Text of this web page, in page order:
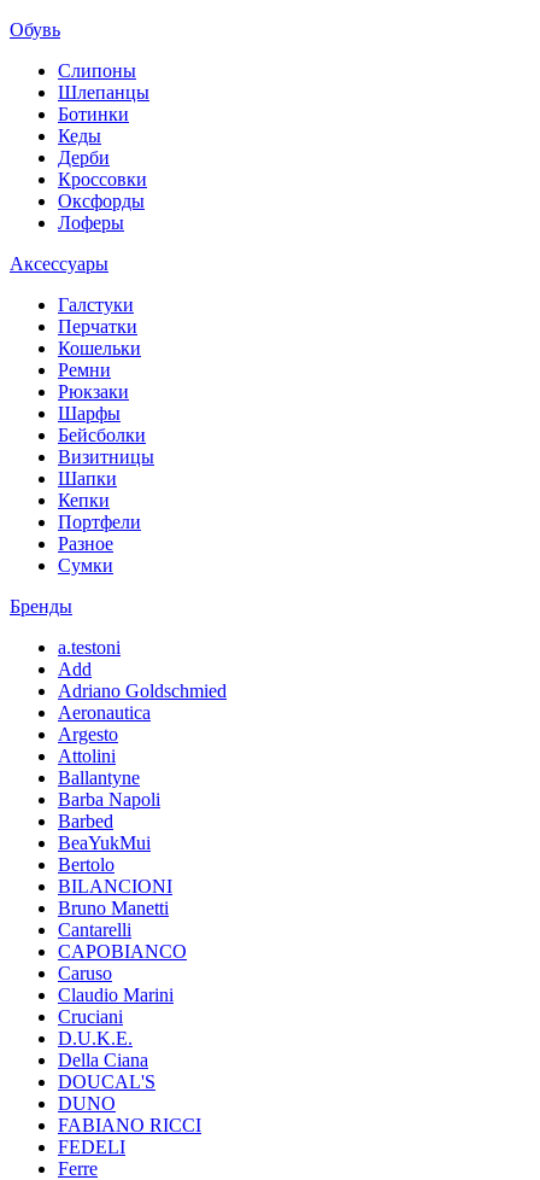
Обувь
Слипоны
Шлепанцы
Ботинки
Кеды
Дерби
Кроссовки
Оксфорды
Лоферы
Аксессуары
Галстуки
Перчатки
Кошельки
Ремни
Рюкзаки
Шарфы
Бейсболки
Визитницы
Шапки
Кепки
Портфели
Разное
Сумки
Бренды
a.testoni
Add
Adriano Goldschmied
Aeronautica
Argesto
Attolini
Ballantyne
Barba Napoli
Barbed
BeaYukMui
Bertolo
BILANCIONI
Bruno Manetti
Cantarelli
CAPOBIANCO
Caruso
Claudio Marini
Cruciani
D.U.K.E.
Della Ciana
DOUCAL'S
DUNO
FABIANO RICCI
FEDELI
Ferre